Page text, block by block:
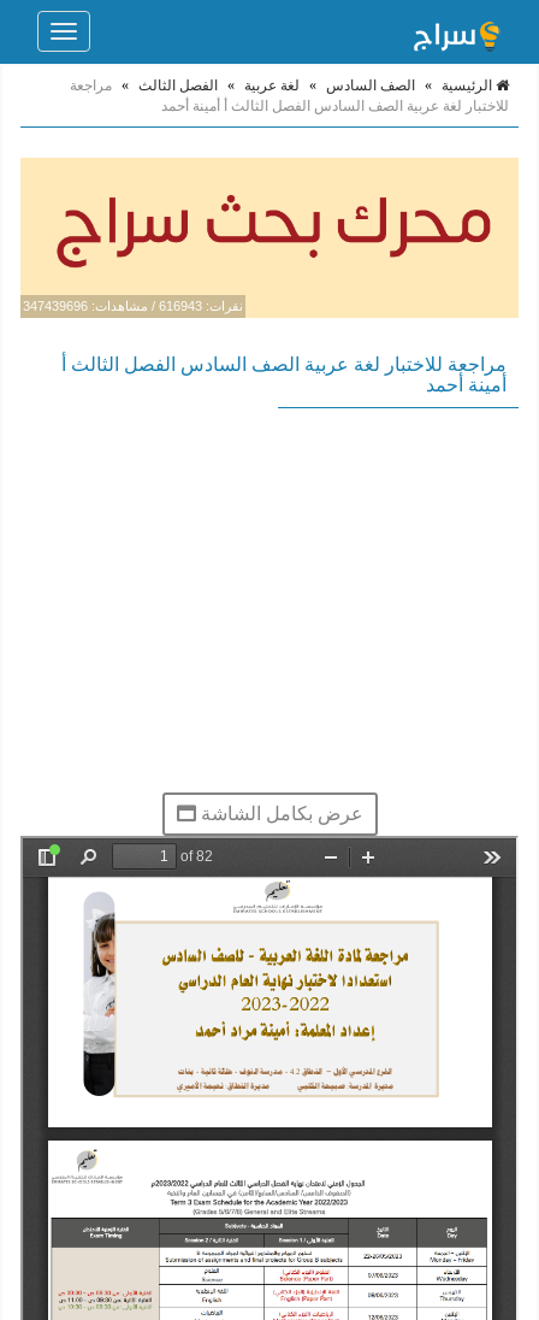
Toggle
الرئيسية » الصف السادس » لغة عربية » الفصل الثالث » مراجعة
للاختبار لغة عربية الصف السادس الفصل الثالث أ أمينة أحمد
نقرات: 616943 / مشاهدات: 347439696
مراجعة للاختبار لغة عربية الصف السادس الفصل الثالث أ
أمينة أحمد
عرض بكامل الشاشة